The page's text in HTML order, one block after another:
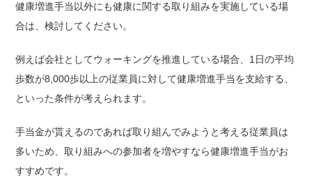
健康増進手当以外にも健康に関する取り組みを実施している場
合は、検討してください。
例えば会社としてウォーキングを推進している場合、1日の平均
歩数が8,000歩以上の従業員に対して健康増進手当を支給する、
といった条件が考えられます。
手当金が貰えるのであれば取り組んでみようと考える従業員は
多いため、取り組みへの参加者を増やすなら健康増進手当がお
すすめです。